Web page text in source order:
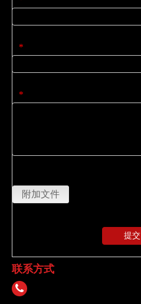
*
*
附加文件
提交
联系方式